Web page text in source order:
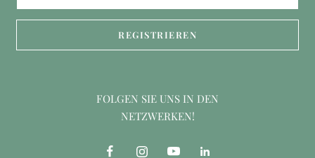
REGISTRIEREN
FOLGEN SIE UNS IN DEN
NETZWERKEN!